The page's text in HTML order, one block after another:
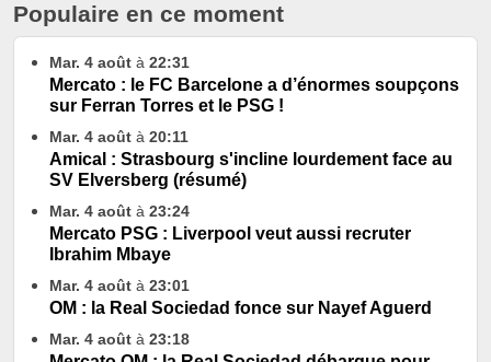
Populaire en ce moment
Mar. 4 août à 22:31
Mercato : le FC Barcelone a d’énormes soupçons
sur Ferran Torres et le PSG !
Mar. 4 août à 20:11
Amical : Strasbourg s'incline lourdement face au
SV Elversberg (résumé)
Mar. 4 août à 23:24
Mercato PSG : Liverpool veut aussi recruter
Ibrahim Mbaye
Mar. 4 août à 23:01
OM : la Real Sociedad fonce sur Nayef Aguerd
Mar. 4 août à 23:18